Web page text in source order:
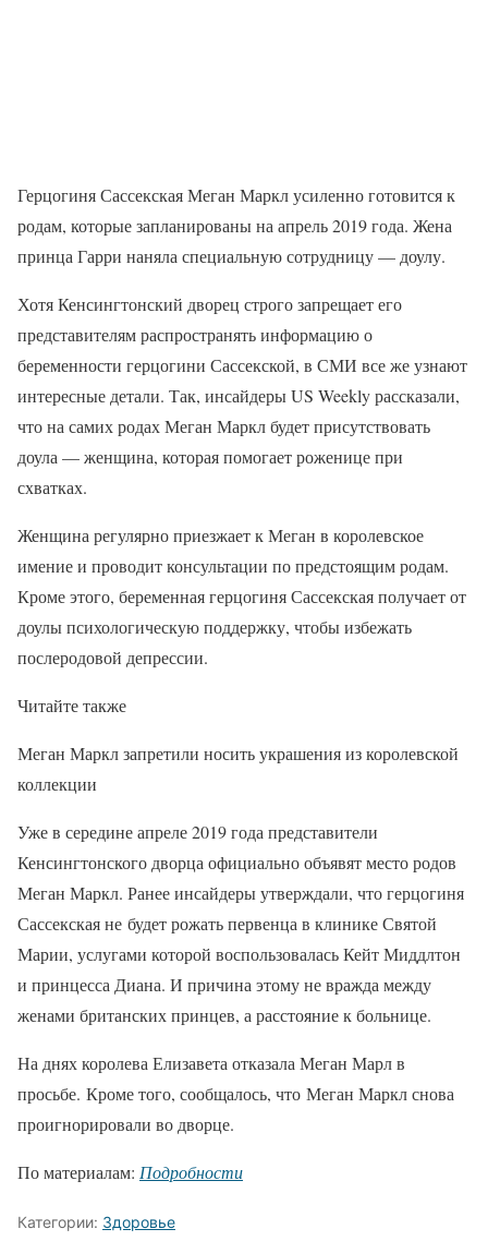
Герцогиня Сассекская Меган Маркл усиленно готовится к
родам, которые запланированы на апрель 2019 года. Жена
принца Гарри наняла специальную сотрудницу — доулу.
Хотя Кенсингтонский дворец строго запрещает его
представителям распространять информацию о
беременности герцогини Сассекской, в СМИ все же узнают
интересные детали. Так, инсайдеры US Weekly рассказали,
что на самих родах Меган Маркл будет присутствовать
доула — женщина, которая помогает роженице при
схватках.
Женщина регулярно приезжает к Меган в королевское
имение и проводит консультации по предстоящим родам.
Кроме этого, беременная герцогиня Сассекская получает от
доулы психологическую поддержку, чтобы избежать
послеродовой депрессии.
Читайте также
Меган Маркл запретили носить украшения из королевской
коллекции
Уже в середине апреле 2019 года представители
Кенсингтонского дворца официально объявят место родов
Меган Маркл. Ранее инсайдеры утверждали, что герцогиня
Сассекская не будет рожать первенца в клинике Святой
Марии, услугами которой воспользовалась Кейт Миддлтон
и принцесса Диана. И причина этому не вражда между
женами британских принцев, а расстояние к больнице.
На днях королева Елизавета отказала Меган Марл в
просьбе. Кроме того, сообщалось, что Меган Маркл снова
проигнорировали во дворце.
По материалам: Подробности
Категории: Здоровье